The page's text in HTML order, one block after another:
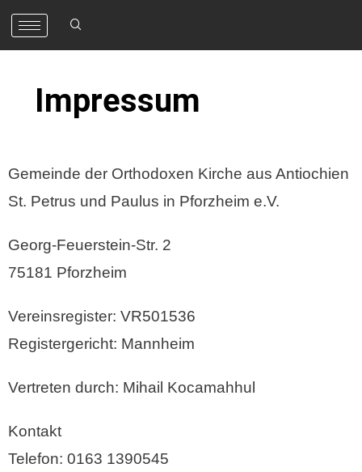
Impressum
Gemeinde der Orthodoxen Kirche aus Antiochien
St. Petrus und Paulus in Pforzheim e.V.
Georg-Feuerstein-Str. 2
75181 Pforzheim
Vereinsregister: VR501536
Registergericht: Mannheim
Vertreten durch: Mihail Kocamahhul
Kontakt
Telefon: 0163 1390545